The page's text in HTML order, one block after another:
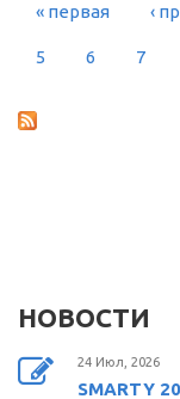
« первая ‹
5 6 7
НОВОСТИ
24 Июл, 2026
SMARTY